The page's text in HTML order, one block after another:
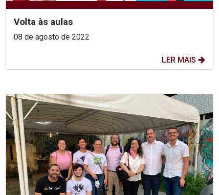
Volta às aulas
08 de agosto de 2022
LER MAIS